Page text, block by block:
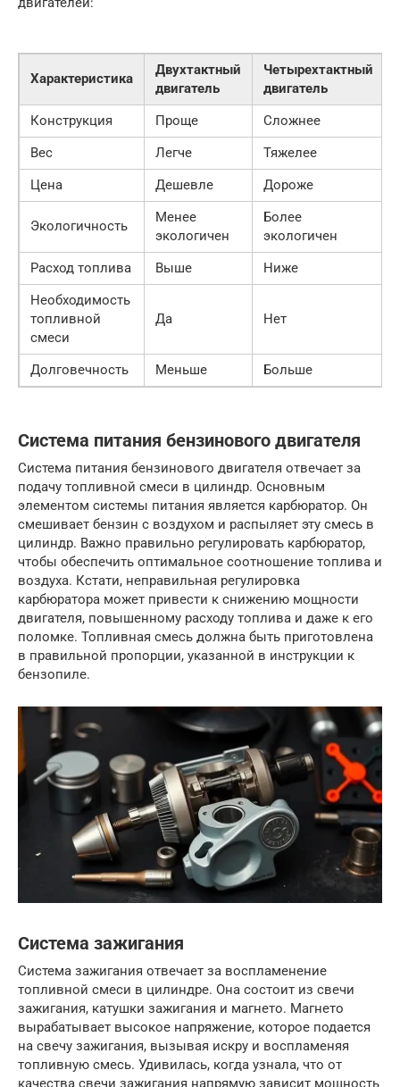
Характеристика
Двухтактный
двигатель
Четырехтактный
двигатель
Конструкция
Проще
Сложнее
Вес
Легче
Тяжелее
Цена
Дешевле Дороже
Экологичность
Менее
экологичен
Более
экологичен
Расход топлива
Выше
Ниже
Необходимость
топливной
смеси
Да Нет
Долговечность Меньше Больше
Система питания бензинового двигателя
Система питания бензинового двигателя отвечает за
подачу топливной смеси в цилиндр. Основным
элементом системы питания является карбюратор. Он
смешивает бензин с воздухом и распыляет эту смесь в
цилиндр. Важно правильно регулировать карбюратор,
чтобы обеспечить оптимальное соотношение топлива и
воздуха. Кстати, неправильная регулировка
карбюратора может привести к снижению мощности
двигателя, повышенному расходу топлива и даже к его
поломке. Топливная смесь должна быть приготовлена
в правильной пропорции, указанной в инструкции к
бензопиле.
Система зажигания
Система зажигания отвечает за воспламенение
топливной смеси в цилиндре. Она состоит из свечи
зажигания, катушки зажигания и магнето. Магнето
вырабатывает высокое напряжение, которое подается
на свечу зажигания, вызывая искру и воспламеняя
топливную смесь. Удивилась, когда узнала, что от
качества свечи зажигания напрямую зависит мощность